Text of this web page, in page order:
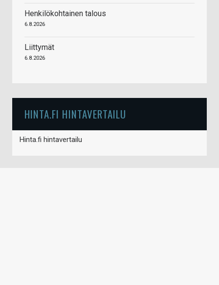
Henkilökohtainen talous
6.8.2026
Liittymät
6.8.2026
HINTA.FI HINTAVERTAILU
Hinta.fi hintavertailu